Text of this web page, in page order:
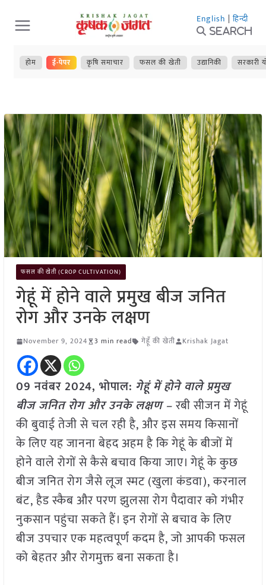
Skip
to
content
English | हिन्दी
Search
होम ई-पेपर कृषि समाचार फसल की खेती उद्यानिकी सरकारी
फसल की खेती (CROP CULTIVATION)
गेहूं में होने वाले प्रमुख बीज जनित
रोग और उनके लक्षण
November 9, 2024 3 min read गेहूँ की खेती Krishak Jagat
09 नवंबर 2024, भोपाल: गेहूं में होने वाले प्रमुख
बीज जनित रोग और उनके लक्षण –रबी सीजन में गेहूं
की बुवाई तेजी से चल रही है, और इस समय किसानों
के लिए यह जानना बेहद अहम है कि गेहूं के बीजों में
होने वाले रोगों से कैसे बचाव किया जाए। गेहूं के कुछ
बीज जनित रोग जैसे लूज स्मट (खुला कंडवा), करनाल
बंट, हैड स्कैब और परण झुलसा रोग पैदावार को गंभीर
नुकसान पहुंचा सकते हैं। इन रोगों से बचाव के लिए
बीज उपचार एक महत्वपूर्ण कदम है, जो आपकी फसल
को बेहतर और रोगमुक्त बना सकता है।